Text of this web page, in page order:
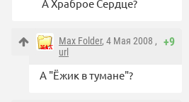
А Храброе Сердце?
+9
Max Folder, 4 Мая 2008 ,
url
А "Ёжик в тумане"?